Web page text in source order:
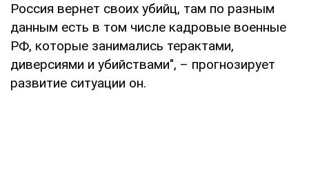
Россия вернет своих убийц, там по разным
данным есть в том числе кадровые военные
РФ, которые занимались терактами,
диверсиями и убийствами", – прогнозирует
развитие ситуации он.